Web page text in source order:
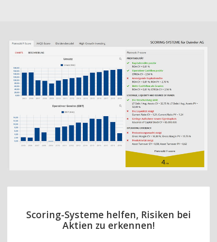
Scoring-Systeme helfen, Risiken bei
Aktien zu erkennen!